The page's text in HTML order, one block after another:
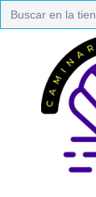
Search
for: